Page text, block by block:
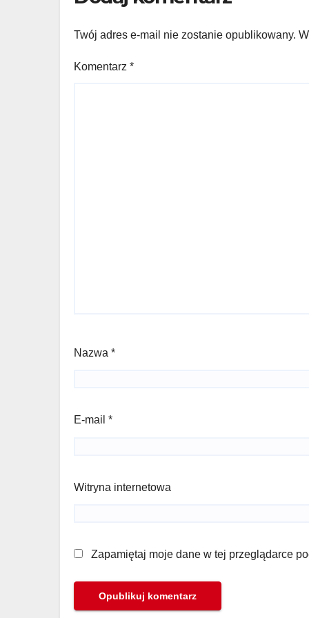
Twój adres e-mail nie zostanie opublikowany.
Komentarz *
Nazwa *
E-mail *
Witryna internetowa
Zapamiętaj moje dane w tej przeglądarce